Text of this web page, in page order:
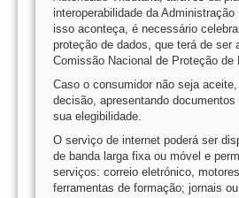
interoperabilidade da
isso aconteça, é necessário
proteção de dados, que terá de ser
Comissão Nacional de Proteção de
Caso o consumidor não seja
decisão, apresentando
sua elegibilidade.
O serviço de internet poderá ser
de banda larga fixa ou móvel e
serviços: correio eletrónico,
ferramentas de formação; jornais